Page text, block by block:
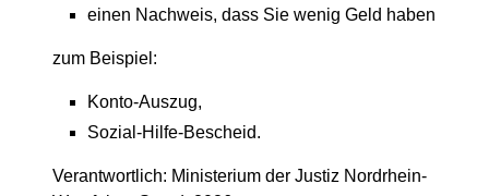
einen Nachweis, dass Sie wenig Geld haben
zum Beispiel:
Konto-Auszug,
Sozial-Hilfe-Bescheid.
Verantwortlich: Ministerium der Justiz Nordrhein-